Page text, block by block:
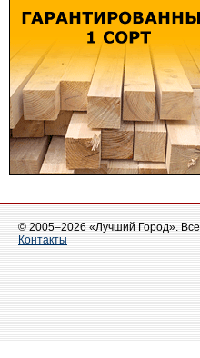
© 2005–2026 «Лучший Город».
Контакты